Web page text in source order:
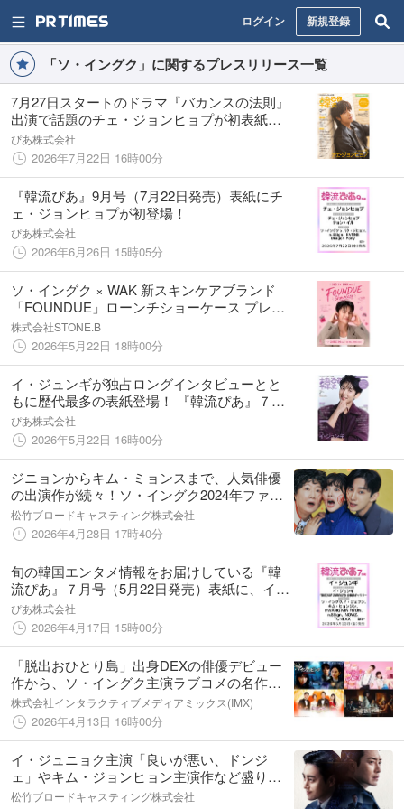
ログイン 新規登録
「ソ・イングク」に関するプレスリリース一覧
7月27日スタートのドラマ『バカンスの法則』
出演で話題のチェ・ジョンヒョプが初表紙・
巻頭で登場！ 『韓流ぴあ』9月号、本日発売
ぴあ株式会社
2026年7月22日 16時00分
『韓流ぴあ』9月号（7月22日発売）表紙にチ
ェ・ジョンヒョプが初登場！
ぴあ株式会社
2026年6月26日 15時05分
ソ・イングク × WAK 新スキンケアブランド
「FOUNDUE」ローンチショーケース プレオ
ープン販売開始！
株式会社STONE.B
2026年5月22日 18時00分
イ・ジュンギが独占ロングインタビューとと
もに歴代最多の表紙登場！ 『韓流ぴあ』７月
号、本日発売
ぴあ株式会社
2026年5月22日 16時00分
ジニョンからキム・ミョンスまで、人気俳優
の出演作が続々！ソ・イングク2024年ファン
コンのアンコール放送も！５月スタート韓国
ドラマ｜CSホームドラマチャンネル
松竹ブロードキャスティング株式会社
2026年4月28日 17時40分
旬の韓国エンタメ情報をお届けしている『韓
流ぴあ』７月号（5月22日発売）表紙に、イ・
ジュンギが過去最多10度目の登場！
ぴあ株式会社
2026年4月17日 15時00分
「脱出おひとり島」出身DEXの俳優デビュー
作から、ソ・イングク主演ラブコメの名作ま
で！Prime Video『Channel K』で韓国ドラマ
新作・人気作を続々配信開始
株式会社インタラクティブメディアミックス(IMX)
2026年4月13日 16時00分
イ・ジュニョク主演「良いが悪い、ドンジ
ェ」やキム・ジョンヒョン主演作など盛りだ
くさん！「花郎＜ファラン＞」のアンコール
松竹ブロードキャスティング株式会社